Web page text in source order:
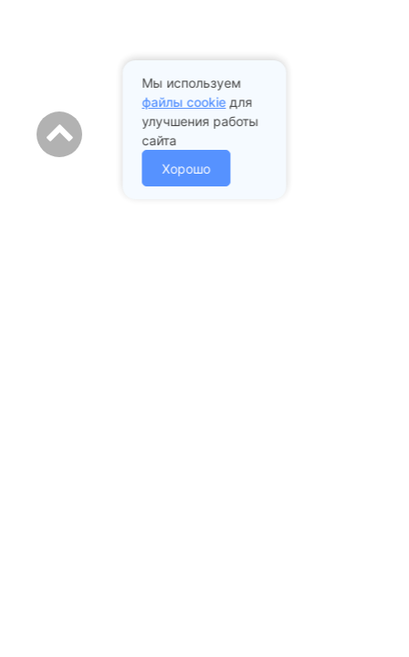
Мы используем
файлы cookieдля
улучшения работы
сайта
Хорошо